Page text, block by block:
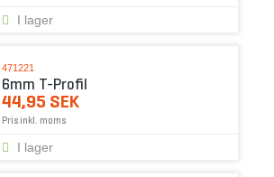
I lager
471221
6mm T-Profil
44,95 SEK
Pris inkl. moms
I lager